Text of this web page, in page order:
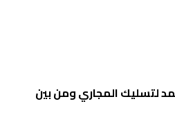
لتسليك المجاري ومن بين